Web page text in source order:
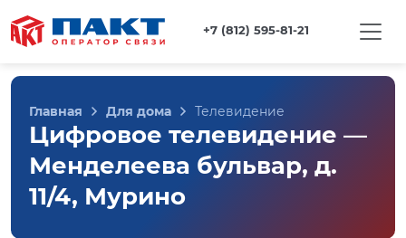
+7 (812) 595-81-21
Главная Для дома Телевидение
Цифровое телевидение —
Менделеева бульвар, д.
11/4, Мурино